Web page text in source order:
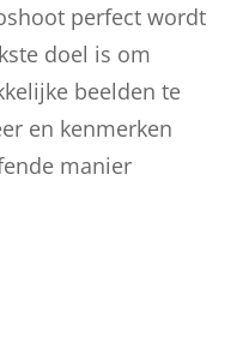
perfect wordt
doel is om
beelden te
en kenmerken
manier